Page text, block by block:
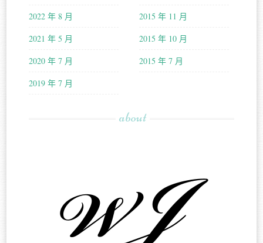
2022 年 8 月
2021 年 5 月
2020 年 7 月
2019 年 7 月
2015 年 11 月
2015 年 10 月
2015 年 7 月
about